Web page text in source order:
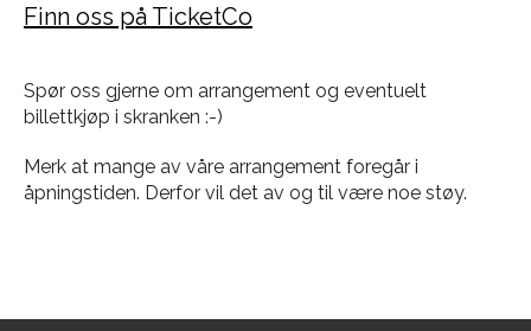
Finn oss på TicketCo
Spør oss gjerne om arrangement og eventuelt
billettkjøp i skranken :-)
Merk at mange av våre arrangement foregår i
åpningstiden. Derfor vil det av og til være noe støy.